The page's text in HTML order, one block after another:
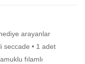
arayanlar
seccade • 1 adet
fılamlı